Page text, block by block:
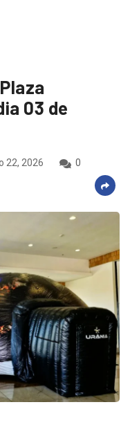
03 de
22, 2026
0